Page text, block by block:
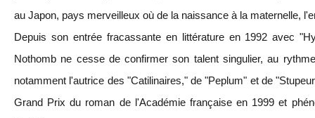
au Japon, pays merveilleux où de la naissance à la maternelle,
Depuis son entrée fracassante en littérature en 1992 avec
Nothomb ne cesse de confirmer son talent singulier, au
notamment l'autrice des "Catilinaires," de "Peplum" et de
Grand Prix du roman de l'Académie française en 1999 et